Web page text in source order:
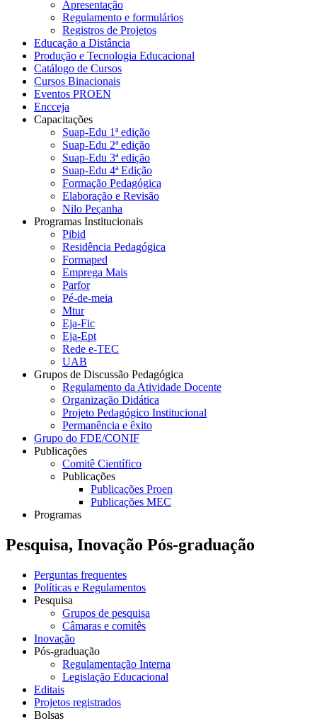
Apresentação
Regulamento e formulários
Registros de Projetos
Educação a Distância
Produção e Tecnologia Educacional
Catálogo de Cursos
Cursos Binacionais
Eventos PROEN
Encceja
Capacitações
Suap-Edu 1ª edição
Suap-Edu 2ª edição
Suap-Edu 3ª edição
Suap-Edu 4ª Edição
Formação Pedagógica
Elaboração e Revisão
Nilo Peçanha
Programas Institucionais
Pibid
Residência Pedagógica
Formaped
Emprega Mais
Parfor
Pé-de-meia
Mtur
Eja-Fic
Eja-Ept
Rede e-TEC
UAB
Grupos de Discussão Pedagógica
Regulamento da Atividade Docente
Organização Didática
Projeto Pedagógico Institucional
Permanência e êxito
Grupo do FDE/CONIF
Publicações
Comitê Científico
Publicações
Publicações Proen
Publicações MEC
Programas
Pesquisa, Inovação Pós-graduação
Perguntas frequentes
Políticas e Regulamentos
Pesquisa
Grupos de pesquisa
Câmaras e comitês
Inovação
Pós-graduação
Regulamentação Interna
Legislação Educacional
Editais
Projetos registrados
Bolsas